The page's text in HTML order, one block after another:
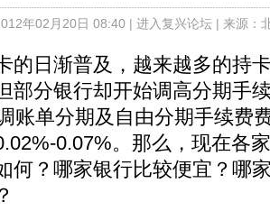
年02月20日 08:40 | 进入复兴论坛| 来源：
日渐普及，越来越多的持
部分银行却开始调高分期手
账单分期及自由分期手续费
0.07%。那么，现在各
何？哪家银行比较便宜？哪